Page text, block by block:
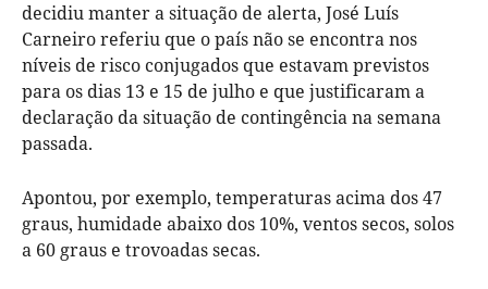
decidiu manter a situação de alerta, José Luís
Carneiro referiu que o país não se encontra nos
níveis de risco conjugados que estavam previstos
para os dias 13 e 15 de julho e que justificaram a
declaração da situação de contingência na semana
passada.
Apontou, por exemplo, temperaturas acima dos 47
graus, humidade abaixo dos 10%, ventos secos, solos
a 60 graus e trovoadas secas.